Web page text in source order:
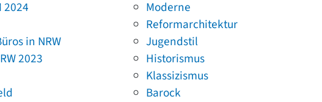
2024
in NRW
2023
Moderne
Reformarchitektur
Jugendstil
Historismus
Klassizismus
Barock